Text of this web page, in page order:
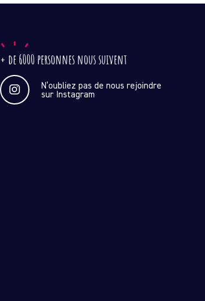
+ de 6000 personnes nous suivent
N’oubliez pas de nous rejoindre
sur Instagram